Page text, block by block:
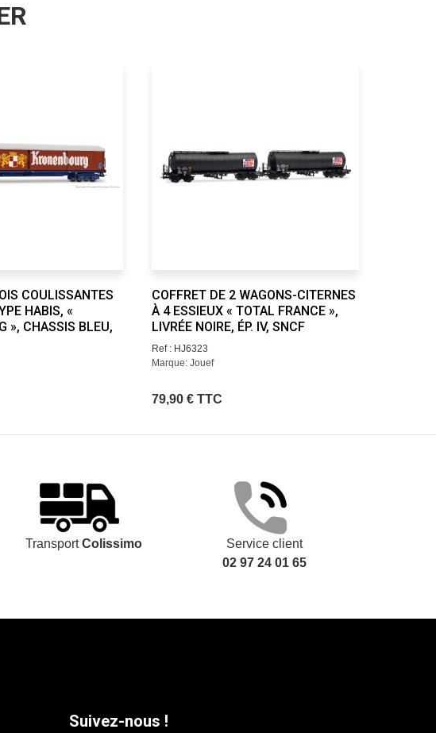
COULISSANTES
HABIS, «
», CHASSIS BLEU,
COFFRET DE 2 WAGONS-CITERNES
À 4 ESSIEUX « TOTAL FRANCE »,
LIVRÉE NOIRE, ÉP. IV, SNCF
Ref : HJ6323
Marque: Jouef
79,90 € TTC
TransportColissimo
Service client
02 97 24 01 65
Suivez-nous !